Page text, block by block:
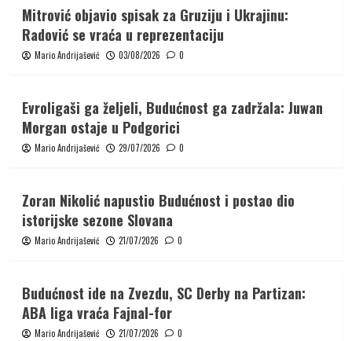
Mitrović objavio spisak za Gruziju i Ukrajinu:
Radović se vraća u reprezentaciju
Mario Andrijašević 03/08/2026 0
Evroligaši ga željeli, Budućnost ga zadržala: Juwan
Morgan ostaje u Podgorici
Mario Andrijašević 29/07/2026 0
Zoran Nikolić napustio Budućnost i postao dio
istorijske sezone Slovana
Mario Andrijašević 21/07/2026 0
Budućnost ide na Zvezdu, SC Derby na Partizan:
ABA liga vraća Fajnal-for
Mario Andrijašević 21/07/2026 0